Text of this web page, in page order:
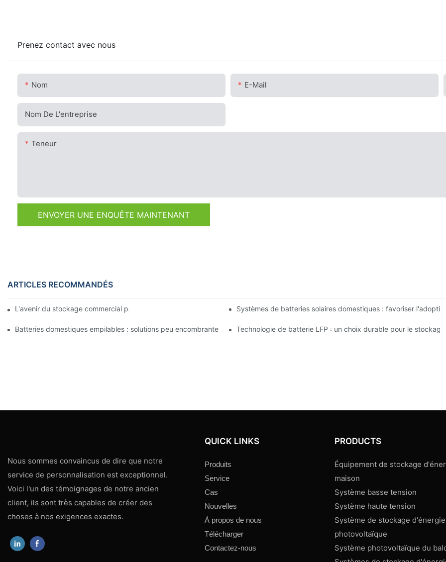
Prenez contact avec nous
Nom E-Mail
Nom De L'entreprise
Teneur
ENVOYER UNE ENQUÊTE MAINTENANT
ARTICLES RECOMMANDÉS
L'avenir du stockage commercial par batterie : tendances et innovationsSystèmes de batteries solaires domestiques : favoriser
Batteries domestiques empilables : solutions peu encombrantes pour le stockage d'énergieTechnologie de batterie LFP : un choix durable pour le
Nous sommes convaincus de dire que notre
service de personnalisation est exceptionnel.
Voici l'un des témoignages de notre ancien
client, ils sont très capables de créer des
choses à nos exigences exactes.
QUICK LINKS
Produits
Service
Cas
Nouvelles
À propos de nous
Télécharger
Contactez-nous
PRODUCTS
Équipement de stockage
maison
Système basse tension
Système haute tension
Système de stockage d'énergie
photovoltaïque
Système photovoltaïque du